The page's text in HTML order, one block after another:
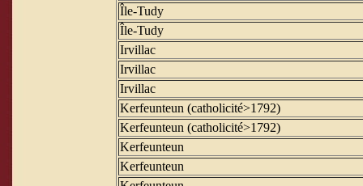
Île-Tudy
Île-Tudy
Irvillac
Irvillac
Irvillac
Kerfeunteun (catholicité>1792)
Kerfeunteun (catholicité>1792)
Kerfeunteun
Kerfeunteun